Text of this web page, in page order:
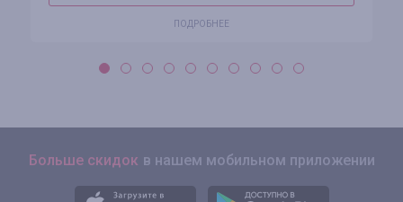
ПОДРОБНЕЕ
Больше скидок в нашем мобильном приложении